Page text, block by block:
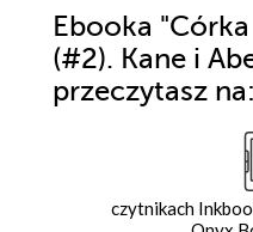
Ebooka
(#2). Kane i
przeczytasz na:
czytnikach